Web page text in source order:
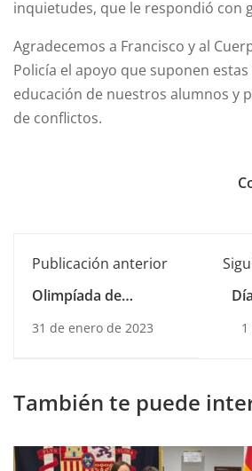
inquietudes, que le respondió con
Agradecemos a Francisco y al
Policía el apoyo que suponen
educación de nuestros alumnos y
de conflictos.
Publicación anterior
Olimpíada de
31 de enero de 2023
También te puede